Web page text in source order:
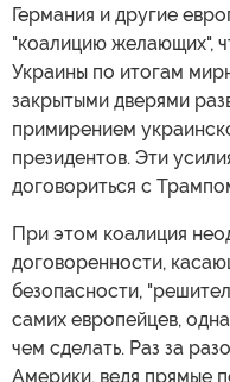
Германия и другие
"коалицию желающих",
Украины по итогам
закрытыми дверями
примирением
президентов. Эти
договориться с
При этом коалиция
договоренности,
безопасности,
самих европейцев,
чем сделать. Раз за
Америки, ведя прямые